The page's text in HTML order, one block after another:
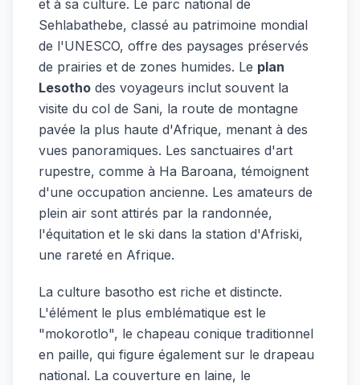
et à sa culture. Le parc national de
Sehlabathebe, classé au patrimoine mondial
de l'UNESCO, offre des paysages préservés
de prairies et de zones humides. Le plan
Lesotho des voyageurs inclut souvent la
visite du col de Sani, la route de montagne
pavée la plus haute d'Afrique, menant à des
vues panoramiques. Les sanctuaires d'art
rupestre, comme à Ha Baroana, témoignent
d'une occupation ancienne. Les amateurs de
plein air sont attirés par la randonnée,
l'équitation et le ski dans la station d'Afriski,
une rareté en Afrique.
La culture basotho est riche et distincte.
L'élément le plus emblématique est le
"mokorotlo", le chapeau conique traditionnel
en paille, qui figure également sur le drapeau
national. La couverture en laine, le